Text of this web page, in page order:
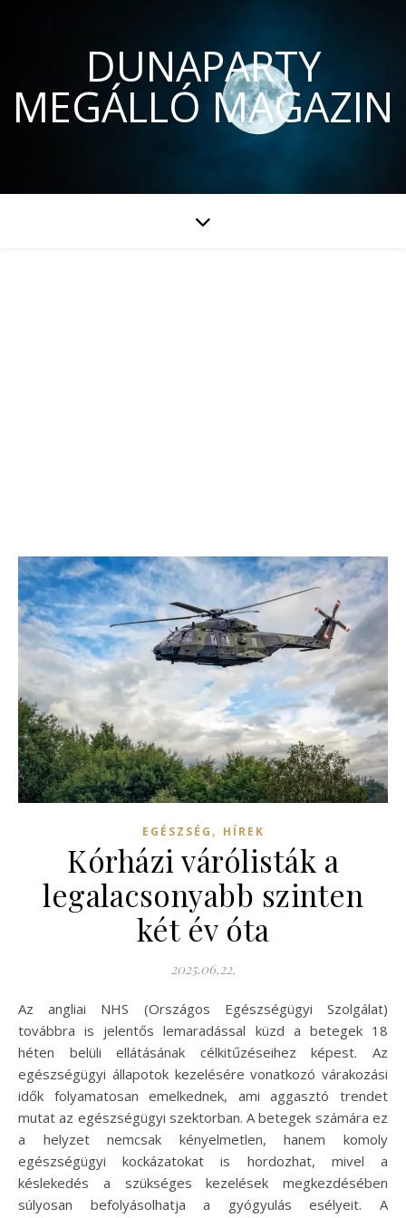
DUNAPARTY
MEGÁLLÓ MAGAZIN
EGÉSZSÉG , HÍREK
Kórházi várólisták a
legalacsonyabb szinten
két év óta
2025.06.22.
Az angliai NHS (Országos Egészségügyi Szolgálat)
továbbra is jelentős lemaradással küzd a betegek 18
héten belüli ellátásának célkitűzéseihez képest. Az
egészségügyi állapotok kezelésére vonatkozó várakozási
idők folyamatosan emelkednek, ami aggasztó trendet
mutat az egészségügyi szektorban. A betegek számára ez
a helyzet nemcsak kényelmetlen, hanem komoly
egészségügyi kockázatokat is hordozhat, mivel a
késlekedés a szükséges kezelések megkezdésében
súlyosan befolyásolhatja a gyógyulás esélyeit. A